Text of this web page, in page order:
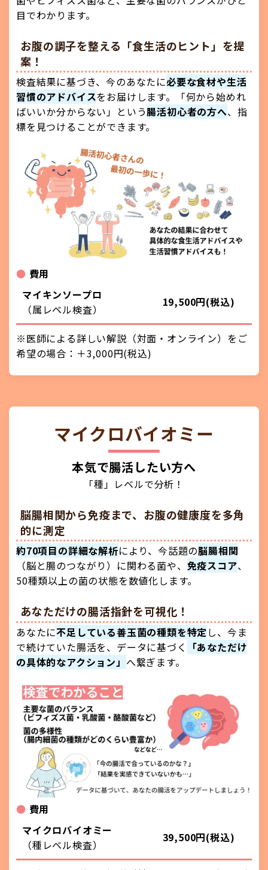
目でわかります。
お腹の調子を整える「食生活のヒント」を提
案！
検査結果に基づき、今のあなたに必要な食材や生活
習慣のアドバイスをお届けします。「何から始めれ
ばいいか分からない」という腸活初心者の方へ、指
標を見つけることができます。
● 費用
マイキンソープロ
（属レベル検査）
19,500円(税込)
※医師による詳しい解説（対面・オンライン）をご
希望の場合：＋3,000円(税込)
マイクロバイオミー
本気で腸活したい方へ
「種」レベルで分析！
脳腸相関から免疫まで、お腹の健康度を多角
的に測定
約70項目の詳細な解析により、今話題の脳腸相関
（脳と腸のつながり）に関わる菌や、 免疫スコア、
50種類以上の菌の状態を数値化します。
あなただけの腸活指針を可視化！
あなたに不足している善玉菌の種類を特定し、今ま
で続けていた腸活を、データに基づく
「あなただけ
の具体的なアクション」 へ繋ぎます。
● 費用
マイクロバイオミー
（種レベル検査）
39,500円(税込)